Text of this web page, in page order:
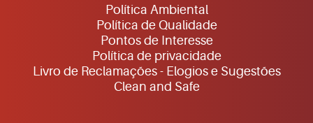
Política Ambiental
Política de Qualidade
Pontos de Interesse
Política de privacidade
Livro de Reclamações - Elogios e Sugestões
Clean and Safe